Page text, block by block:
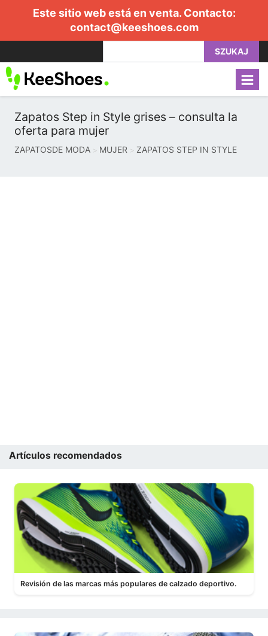
Este sitio web está en venta. Contacto:
contact@keeshoes.com
SZUKAJ
Zapatos Step in Style grises – consulta la
oferta para mujer
ZAPATOSDE MODA MUJER ZAPATOS STEP IN STYLE
Artículos recomendados
Revisión de las marcas más populares de calzado deportivo.